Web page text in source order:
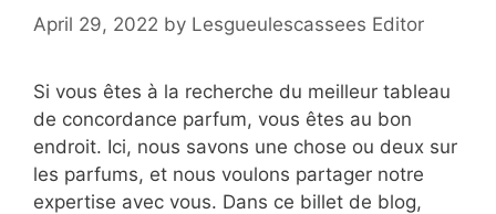
April 29, 2022 by Lesgueulescassees Editor
Si vous êtes à la recherche du meilleur tableau
de concordance parfum, vous êtes au bon
endroit. Ici, nous savons une chose ou deux sur
les parfums, et nous voulons partager notre
expertise avec vous. Dans ce billet de blog,